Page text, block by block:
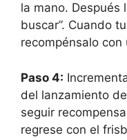
la mano. Después
buscar”. Cuando
recompénsalo con
Paso 4:
del lanzamiento
seguir
regrese con el